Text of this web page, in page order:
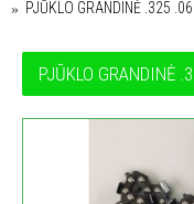
PJŪKLO GRANDINĖ .325
PJŪKLO GRANDINĖ